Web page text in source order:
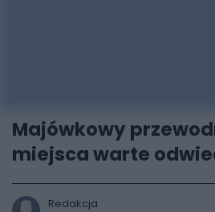
Majówkowy
miejsca warte
Redakcja